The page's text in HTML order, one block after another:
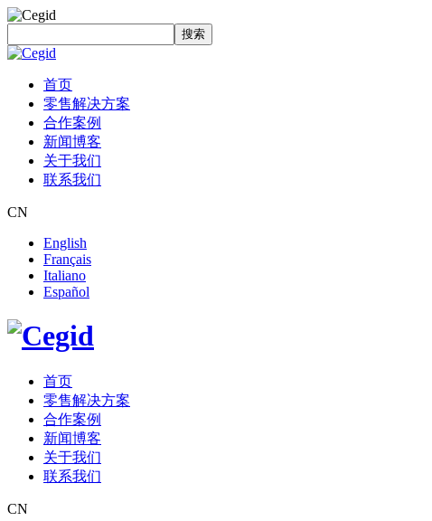
搜索
首页
零售解决方案
合作案例
新闻博客
关于我们
联系我们
CN
English
Français
Italiano
Español
首页
零售解决方案
合作案例
新闻博客
关于我们
联系我们
CN